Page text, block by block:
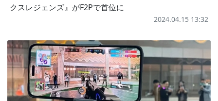
クスレジェンズ』がF2Pで首位に
2024.04.15 13:32